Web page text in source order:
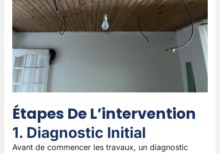
Étapes De L’intervention
1. Diagnostic Initial
Avant de commencer les travaux, un diagnostic